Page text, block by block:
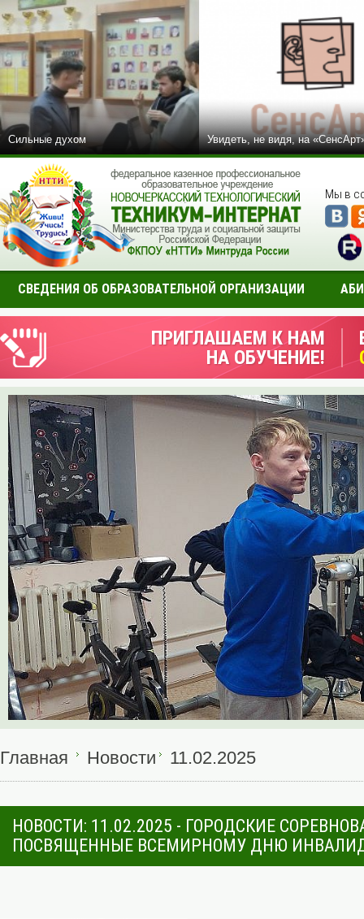
Сильные духом Увидеть, не видя, на
Мы в
СВЕДЕНИЯ ОБ ОБРАЗОВАТЕЛЬНОЙ ОРГАНИЗАЦИИ
ПРИГЛАШАЕМ К НАМ
НА ОБУЧЕНИЕ!
Главная Новости 11.02.2025
НОВОСТИ: 11.02.2025 - ГОРОДСКИЕ
ПОСВЯЩЕННЫЕ ВСЕМИРНОМУ ДНЮ